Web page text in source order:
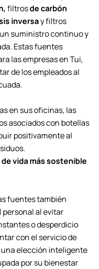
filtrosde carbón
inversay filtros
suministro continuo y
Estas fuentes
las empresas en Tui,
de los empleados al
en sus oficinas, las
asociados con botellas
positivamente al
vida más sostenible
fuentes también
al evitar
o desperdicio
con el servicio de
elección inteligente
por su bienestar